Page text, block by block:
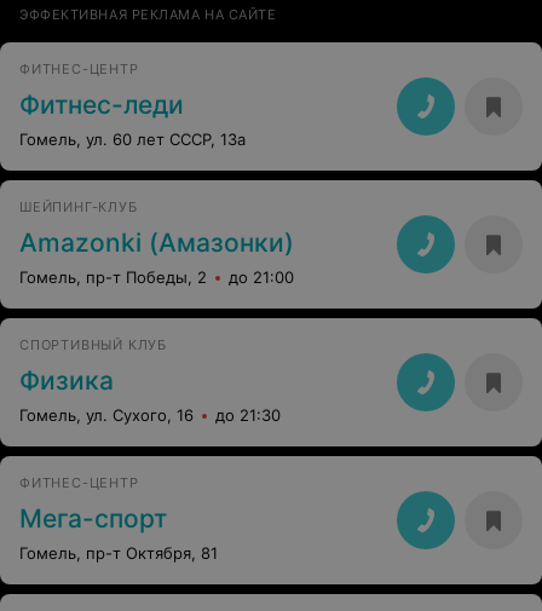
ЭФФЕКТИВНАЯ РЕКЛАМА НА САЙТЕ
ФИТНЕС-ЦЕНТР
Фитнес-леди
Гомель, ул. 60 лет СССР, 13а
ШЕЙПИНГ-КЛУБ
Amazonki (Амазонки)
Гомель, пр-т Победы, 2 до 21:00
СПОРТИВНЫЙ КЛУБ
Физика
Гомель, ул. Сухого, 16 до 21:30
ФИТНЕС-ЦЕНТР
Мега-спорт
Гомель, пр-т Октября, 81